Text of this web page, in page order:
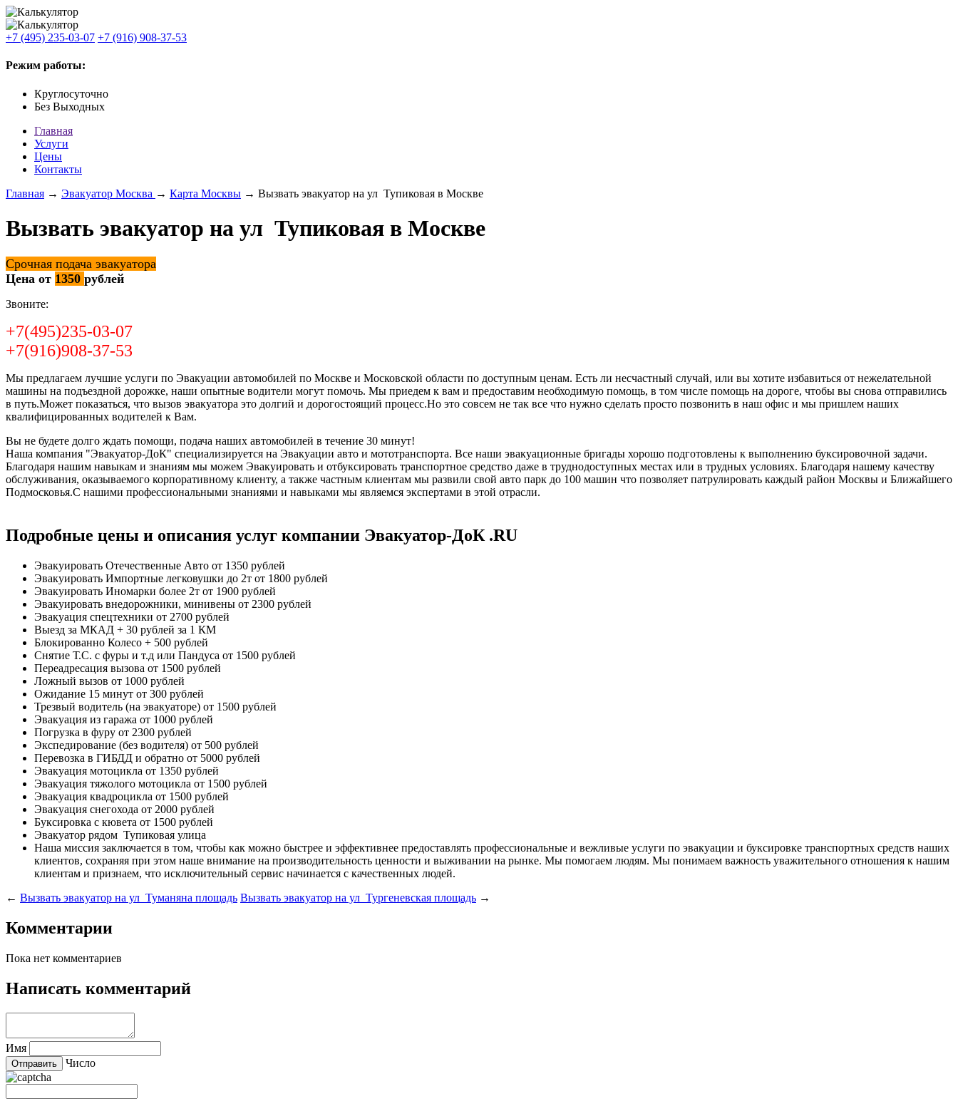
+7 (495) 235-03-07 +7 (916) 908-37-53
Режим работы:
Круглосуточно
Без Выходных
Главная
Услуги
Цены
Контакты
Главная → Эвакуатор Москва → Карта Москвы → Вызвать эвакуатор на ул Тупиковая в Москве
Вызвать эвакуатор на ул Тупиковая в Москве
Срочная подача эвакуатора
Цена от 1350 рублей
Звоните:
+7(495)235-03-07
+7(916)908-37-53
Мы предлагаем лучшие услуги по Эвакуации автомобилей по Москве и Московской области по доступным ценам. Есть ли несчастный случай, или вы хотите избавиться от нежелательной
машины на подъездной дорожке, наши опытные водители могут помочь. Мы приедем к вам и предоставим необходимую помощь, в том числе помощь на дороге, чтобы вы снова отправились
в путь.Может показаться, что вызов эвакуатора это долгий и дорогостоящий процесс.Но это совсем не так все что нужно сделать просто позвонить в наш офис и мы пришлем наших
квалифицированных водителей к Вам.
Вы не будете долго ждать помощи, подача наших автомобилей в течение 30 минут!
Наша компания "Эвакуатор-ДоК" специализируется на Эвакуации авто и мототранспорта. Все наши эвакуационные бригады хорошо подготовлены к выполнению буксировочной задачи.
Благодаря нашим навыкам и знаниям мы можем Эвакуировать и отбуксировать транспортное средство даже в труднодоступных местах или в трудных условиях. Благодаря нашему качеству
обслуживания, оказываемого корпоративному клиенту, а также частным клиентам мы развили свой авто парк до 100 машин что позволяет патрулировать каждый район Москвы и Ближайшего
Подмосковья.С нашими профессиональными знаниями и навыками мы являемся экспертами в этой отрасли.
Подробные цены и описания услуг компании Эвакуатор-ДоК .RU
Эвакуировать Отечественные Авто от 1350 рублей
Эвакуировать Импортные легковушки до 2т от 1800 рублей
Эвакуировать Иномарки более 2т от 1900 рублей
Эвакуировать внедорожники, минивены от 2300 рублей
Эвакуация спецтехники от 2700 рублей
Выезд за МКАД + 30 рублей за 1 КМ
Блокированно Колесо + 500 рублей
Снятие Т.С. с фуры и т.д или Пандуса от 1500 рублей
Переадресация вызова от 1500 рублей
Ложный вызов от 1000 рублей
Ожидание 15 минут от 300 рублей
Трезвый водитель (на эвакуаторе) от 1500 рублей
Эвакуация из гаража от 1000 рублей
Погрузка в фуру от 2300 рублей
Экспедирование (без водителя) от 500 рублей
Перевозка в ГИБДД и обратно от 5000 рублей
Эвакуация мотоцикла от 1350 рублей
Эвакуация тяжолого мотоцикла от 1500 рублей
Эвакуация квадроцикла от 1500 рублей
Эвакуация снегохода от 2000 рублей
Буксировка с кювета от 1500 рублей
Эвакуатор рядом Тупиковая улица
Наша миссия заключается в том, чтобы как можно быстрее и эффективнее предоставлять профессиональные и вежливые услуги по эвакуации и буксировке транспортных средств наших
клиентов, сохраняя при этом наше внимание на производительность ценности и выживании на рынке. Мы помогаем людям. Мы понимаем важность уважительного отношения к нашим
клиентам и признаем, что исключительный сервис начинается с качественных людей.
← Вызвать эвакуатор на ул Туманяна площадь Вызвать эвакуатор на ул Тургеневская площадь →
Комментарии
Пока нет комментариев
Написать комментарий
Имя
Число